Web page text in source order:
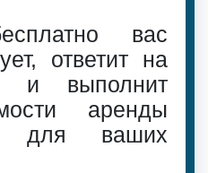
вас
ответит на
и выполнит
аренды
для ваших